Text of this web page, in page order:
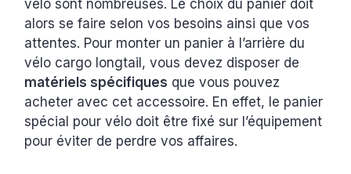
vélo sont nombreuses. Le choix du panier doit
alors se faire selon vos besoins ainsi que vos
attentes. Pour monter un panier à l’arrière du
vélo cargo longtail, vous devez disposer de
matériels spécifiques que vous pouvez
acheter avec cet accessoire. En effet, le panier
spécial pour vélo doit être fixé sur l’équipement
pour éviter de perdre vos affaires.